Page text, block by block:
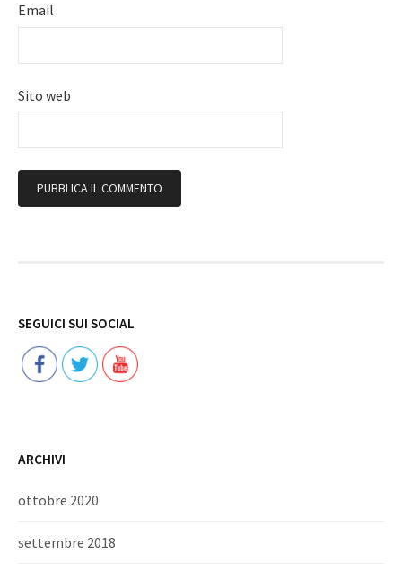
Email
Sito web
SEGUICI SUI SOCIAL
ARCHIVI
ottobre 2020
settembre 2018